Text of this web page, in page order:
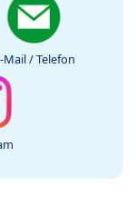
Mail / Telefon